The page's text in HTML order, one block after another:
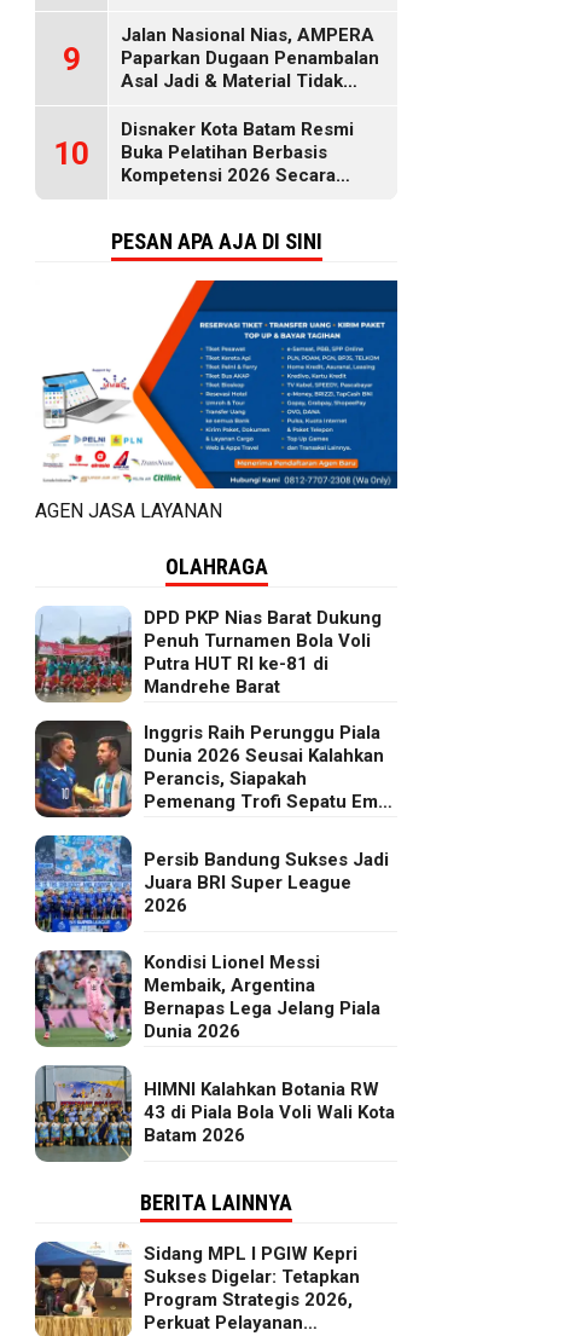
9
Jalan Nasional Nias, AMPERA
Paparkan Dugaan Penambalan
Asal Jadi & Material Tidak
10
Disnaker Kota Batam Resmi
Buka Pelatihan Berbasis
Kompetensi 2026 Secara
PESAN APA AJA DI SINI
AGEN JASA LAYANAN
OLAHRAGA
DPD PKP Nias Barat Dukung
Penuh Turnamen Bola Voli
Putra HUT RI ke-81 di
Mandrehe Barat
Inggris Raih Perunggu Piala
Dunia 2026 Seusai Kalahkan
Perancis, Siapakah
Pemenang Trofi Sepatu Emas
Persib Bandung Sukses Jadi
Juara BRI Super League
2026
Kondisi Lionel Messi
Membaik, Argentina
Bernapas Lega Jelang Piala
Dunia 2026
HIMNI Kalahkan Botania RW
43 di Piala Bola Voli Wali Kota
Batam 2026
BERITA LAINNYA
Sidang MPL I PGIW Kepri
Sukses Digelar: Tetapkan
Program Strategis 2026,
Perkuat Pelayanan